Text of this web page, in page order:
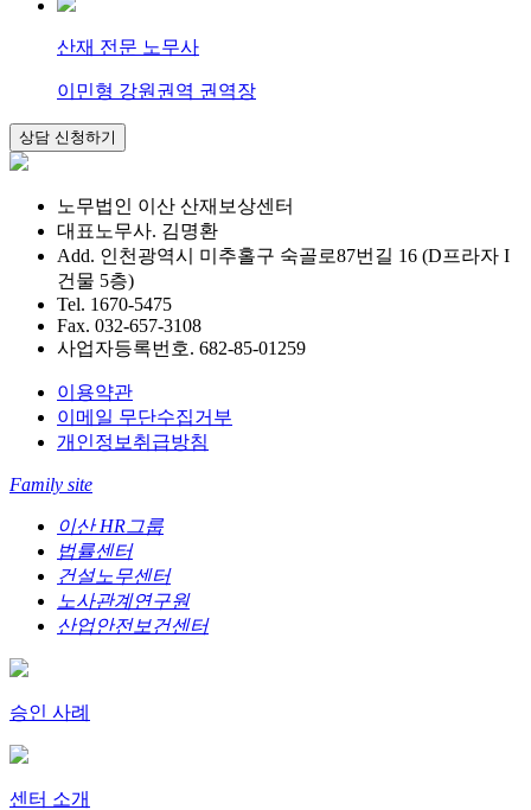
산재 전문 노무사
이민형 강원권역 권역장
노무법인 이산 산재보상센터
대표노무사. 김명환
Add. 인천광역시 미추홀구 숙골로87번길 16 (D프라자 I
건물 5층)
Tel. 1670-5475
Fax. 032-657-3108
사업자등록번호. 682-85-01259
이용약관
이메일 무단수집거부
개인정보취급방침
Family site
이산 HR그룹
법률센터
건설노무센터
노사관계연구원
산업안전보건센터
승인 사례
센터 소개